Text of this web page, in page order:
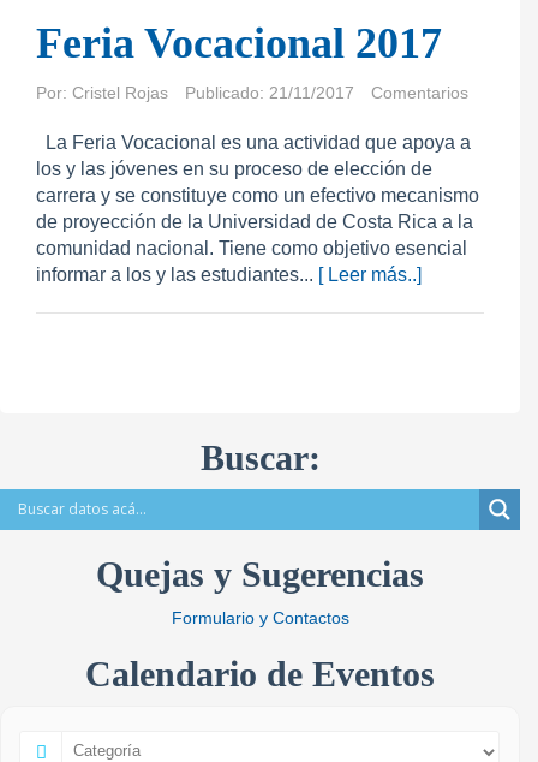
Feria Vocacional 2017
Por: Cristel Rojas Publicado: 21/11/2017 Comentarios
La Feria Vocacional es una actividad que apoya a
los y las jóvenes en su proceso de elección de
carrera y se constituye como un efectivo mecanismo
de proyección de la Universidad de Costa Rica a la
comunidad nacional. Tiene como objetivo esencial
informar a los y las estudiantes... [ Leer más..]
Buscar:
Quejas y Sugerencias
Formulario y Contactos
Calendario de Eventos